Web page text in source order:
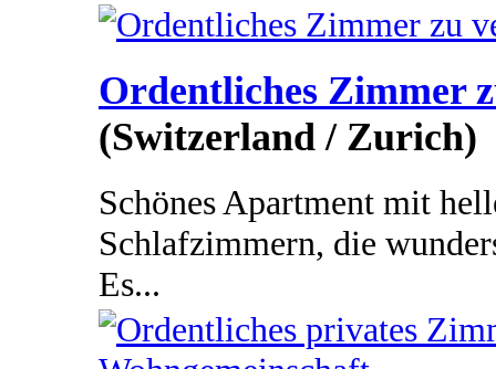
Ordentliches Zimmer
(Switzerland / Zurich)
Schönes Apartment mit
Schlafzimmern, die
Es...